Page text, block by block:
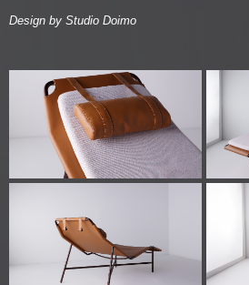
Design by Studio Doimo